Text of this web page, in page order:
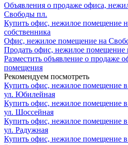
Объявления о продаже офиса,
Свободы пл.
Купить офис, нежилое помещение
собственника
Офис, нежилое помещение на
Продать офис, нежилое помещение
Разместить объявление о продаже
помещения
Рекомендуем посмотреть
Купить офис, нежилое помещение
ул. Юбилейная
Купить офис, нежилое помещение
ул. Шоссейная
Купить офис, нежилое помещение
ул. Радужная
Купить офис, нежилое помещение